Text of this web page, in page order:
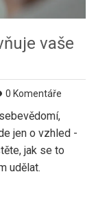
vaše
0 Komentáře
jen o vzhled -
jak se to
udělat.